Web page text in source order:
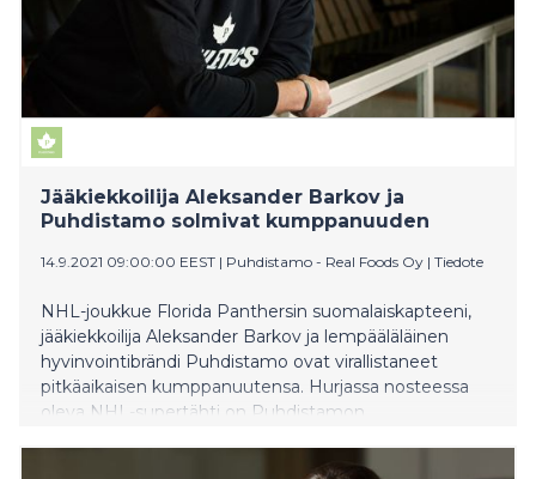
Jääkiekkoilija Aleksander Barkov ja
Puhdistamo solmivat kumppanuuden
14.9.2021 09:00:00 EEST | Puhdistamo - Real Foods Oy | Tiedote
NHL-joukkue Florida Panthersin suomalaiskapteeni,
jääkiekkoilija Aleksander Barkov ja lempääläläinen
hyvinvointibrändi Puhdistamo ovat virallistaneet
pitkäaikaisen kumppanuutensa. Hurjassa nosteessa
oleva NHL-supertähti on Puhdistamon